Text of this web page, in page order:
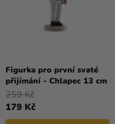
Figurka pro první svaté
přijímání - Chlapec 13 cm
179 Kč
259 Kč